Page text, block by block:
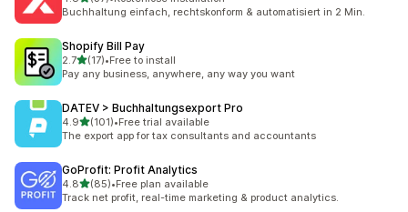
ทั้งหมด 37 รีวิว
Buchhaltung einfach, rechtskonform & automatisiert in 2 Min.
Shopify Bill Pay
2.7เต็ม 5 ดาว
(17)
ทั้งหมด 17 รีวิว
•Free to install
Pay any business, anywhere, any way you want
DATEV > Buchhaltungsexport Pro
4.9เต็ม 5 ดาว
(101)
ทั้งหมด 101 รีวิว
•Free trial available
The export app for tax consultants and accountants
GoProfit: Profit Analytics
4.8เต็ม 5 ดาว
(85)
ทั้งหมด 85 รีวิว
•Free plan available
Track net profit, real-time marketing & product analytics.